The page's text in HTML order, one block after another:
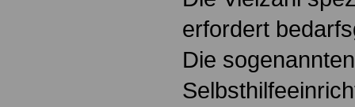
erfordert
Die sogenannten